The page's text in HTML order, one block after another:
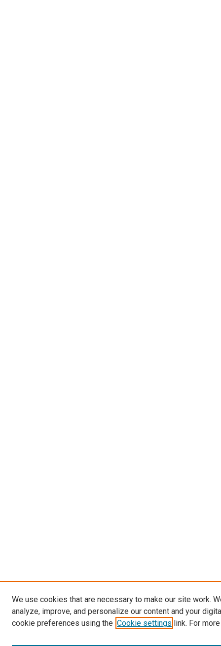
We use cookies that are necessary to make our site work.
analyze, improve, and personalize our content and your
cookie preferences using the Cookie settings link. For